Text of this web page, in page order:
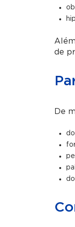
de
De